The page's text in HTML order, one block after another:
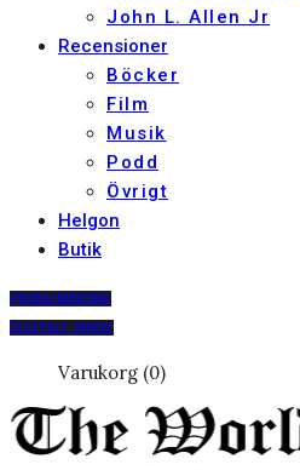
John L. Allen Jr
Recensioner
Böcker
Film
Musik
Podd
Övrigt
Helgon
Butik
PRENUMERERA
DIGITALT ARKIV
Varukorg (0)